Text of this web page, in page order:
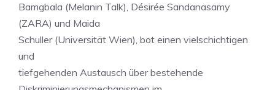
Bamgbala (Melanin Talk), Désirée Sandanasamy
(ZARA) und Maida
Schuller (Universität Wien), bot einen vielschichtigen
und
tiefgehenden Austausch über bestehende